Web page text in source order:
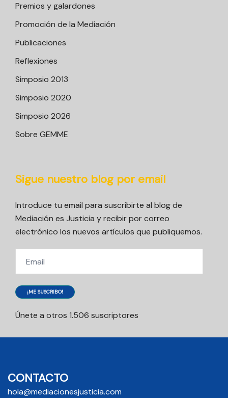
Premios y galardones
Promoción de la Mediación
Publicaciones
Reflexiones
Simposio 2013
Simposio 2020
Simposio 2026
Sobre GEMME
Sigue nuestro blog por email
Introduce tu email para suscribirte al blog de
Mediación es Justicia y recibir por correo
electrónico los nuevos artículos que publiquemos.
¡ME SUSCRIBO!
Únete a otros 1.506 suscriptores
CONTACTO
hola@mediacionesjusticia.com